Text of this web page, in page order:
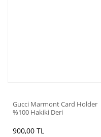
Gucci Marmont Card Holder
%100 Hakiki Deri
900,00 TL